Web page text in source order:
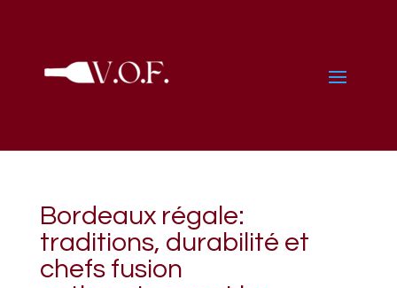
Bordeaux régale:
traditions, durabilité et
chefs fusion